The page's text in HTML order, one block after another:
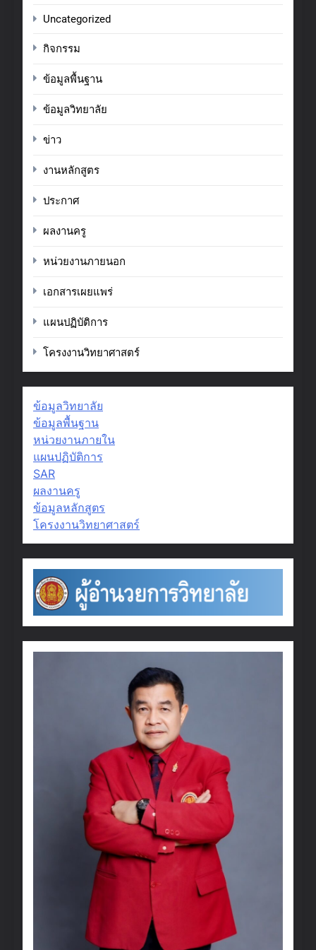
Uncategorized
กิจกรรม
ข้อมูลพื้นฐาน
ข้อมูลวิทยาลัย
ข่าว
งานหลักสูตร
ประกาศ
ผลงานครู
หน่วยงานภายนอก
เอกสารเผยแพร่
แผนปฏิบัติการ
โครงงานวิทยาศาสตร์
ข้อมูลวิทยาลัย
ข้อมูลพื้นฐาน
หน่วยงานภายใน
แผนปฏิบัติการ
SAR
ผลงานครู
ข้อมูลหลักสูตร
โครงงานวิทยาศาสตร์